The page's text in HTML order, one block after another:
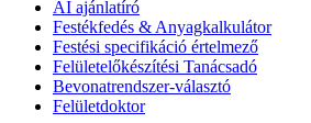
AI ajánlatíró
Festékfedés & Anyagkalkulátor
Festési specifikáció értelmező
Felületelőkészítési Tanácsadó
Bevonatrendszer-választó
Felületdoktor